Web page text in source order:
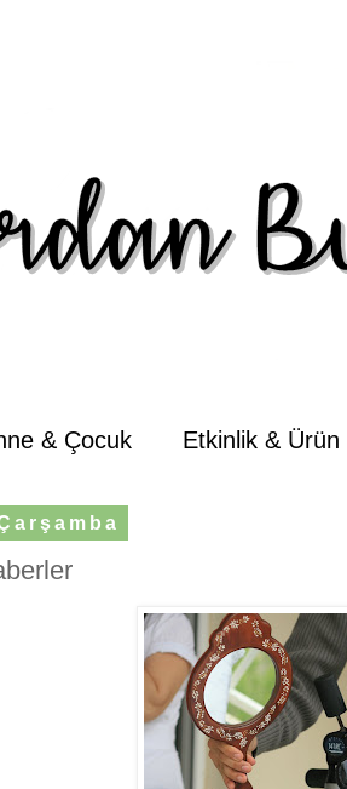
& Çocuk Etkinlik & Ürün